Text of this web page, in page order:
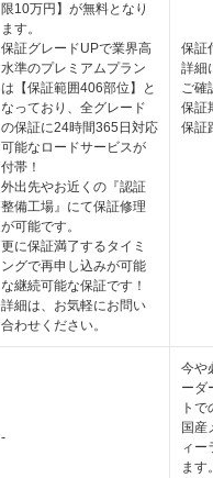
限10万円】が無料となり
ます。
保証グレードUPで業界高
水準のプレミアムプラン
は【保証範囲406部位】と
なっており、全グレード
の保証に24時間365日対応
可能なロードサービスが
付帯！
外出先やお近くの『認証
整備工場』にて保証修理
が可能です。
更に保証満了するタイミ
ングで再申し込みが可能
な継続可能な保証です！
詳細は、お気軽にお問い
合わせください。
保証
詳細
ご確
保証
保証
-
今や
ーダ
ト
国産
ィー
ます